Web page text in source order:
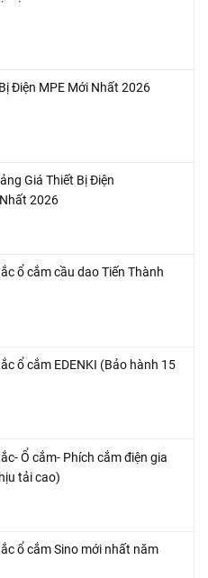
Điện MPE Mới Nhất 2026
Giá Thiết Bị Điện
2026
ổ cắm cầu dao Tiến Thành
ổ cắm EDENKI (Bảo hành 15
Ổ cắm- Phích cắm điện gia
tải cao)
ổ cắm Sino mới nhất năm